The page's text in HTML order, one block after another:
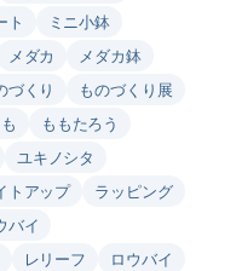
ト
ミニ小鉢
メダカ
メダカ鉢
づくり
ものづくり展
ももたろう
ユキノシタ
トアップ
ラッピング
バイ
レリーフ
ロウバイ